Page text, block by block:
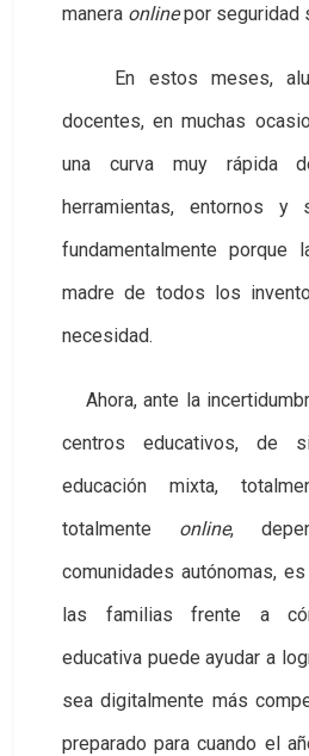
manera onlinepor seguridad
En estos meses,
docentes, en muchas
una curva muy rápida
herramientas, entornos y
fundamentalmente
madre de todos los
necesidad.
Ahora, ante la
centros educativos, de
educación mixta,
totalmente online,
comunidades autónomas,
las familias frente a
educativa puede ayudar a
sea digitalmente más
preparado para cuando el